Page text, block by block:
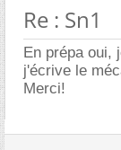
Re : Sn1
En prépa oui,
j'écrive le
Merci!